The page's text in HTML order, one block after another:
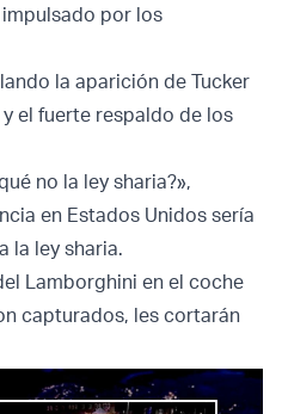
por los
la aparición de Tucker
el fuerte respaldo de los
no la ley sharia?»,
en Estados Unidos sería
la ley sharia.
Lamborghini en el coche
capturados, les cortarán